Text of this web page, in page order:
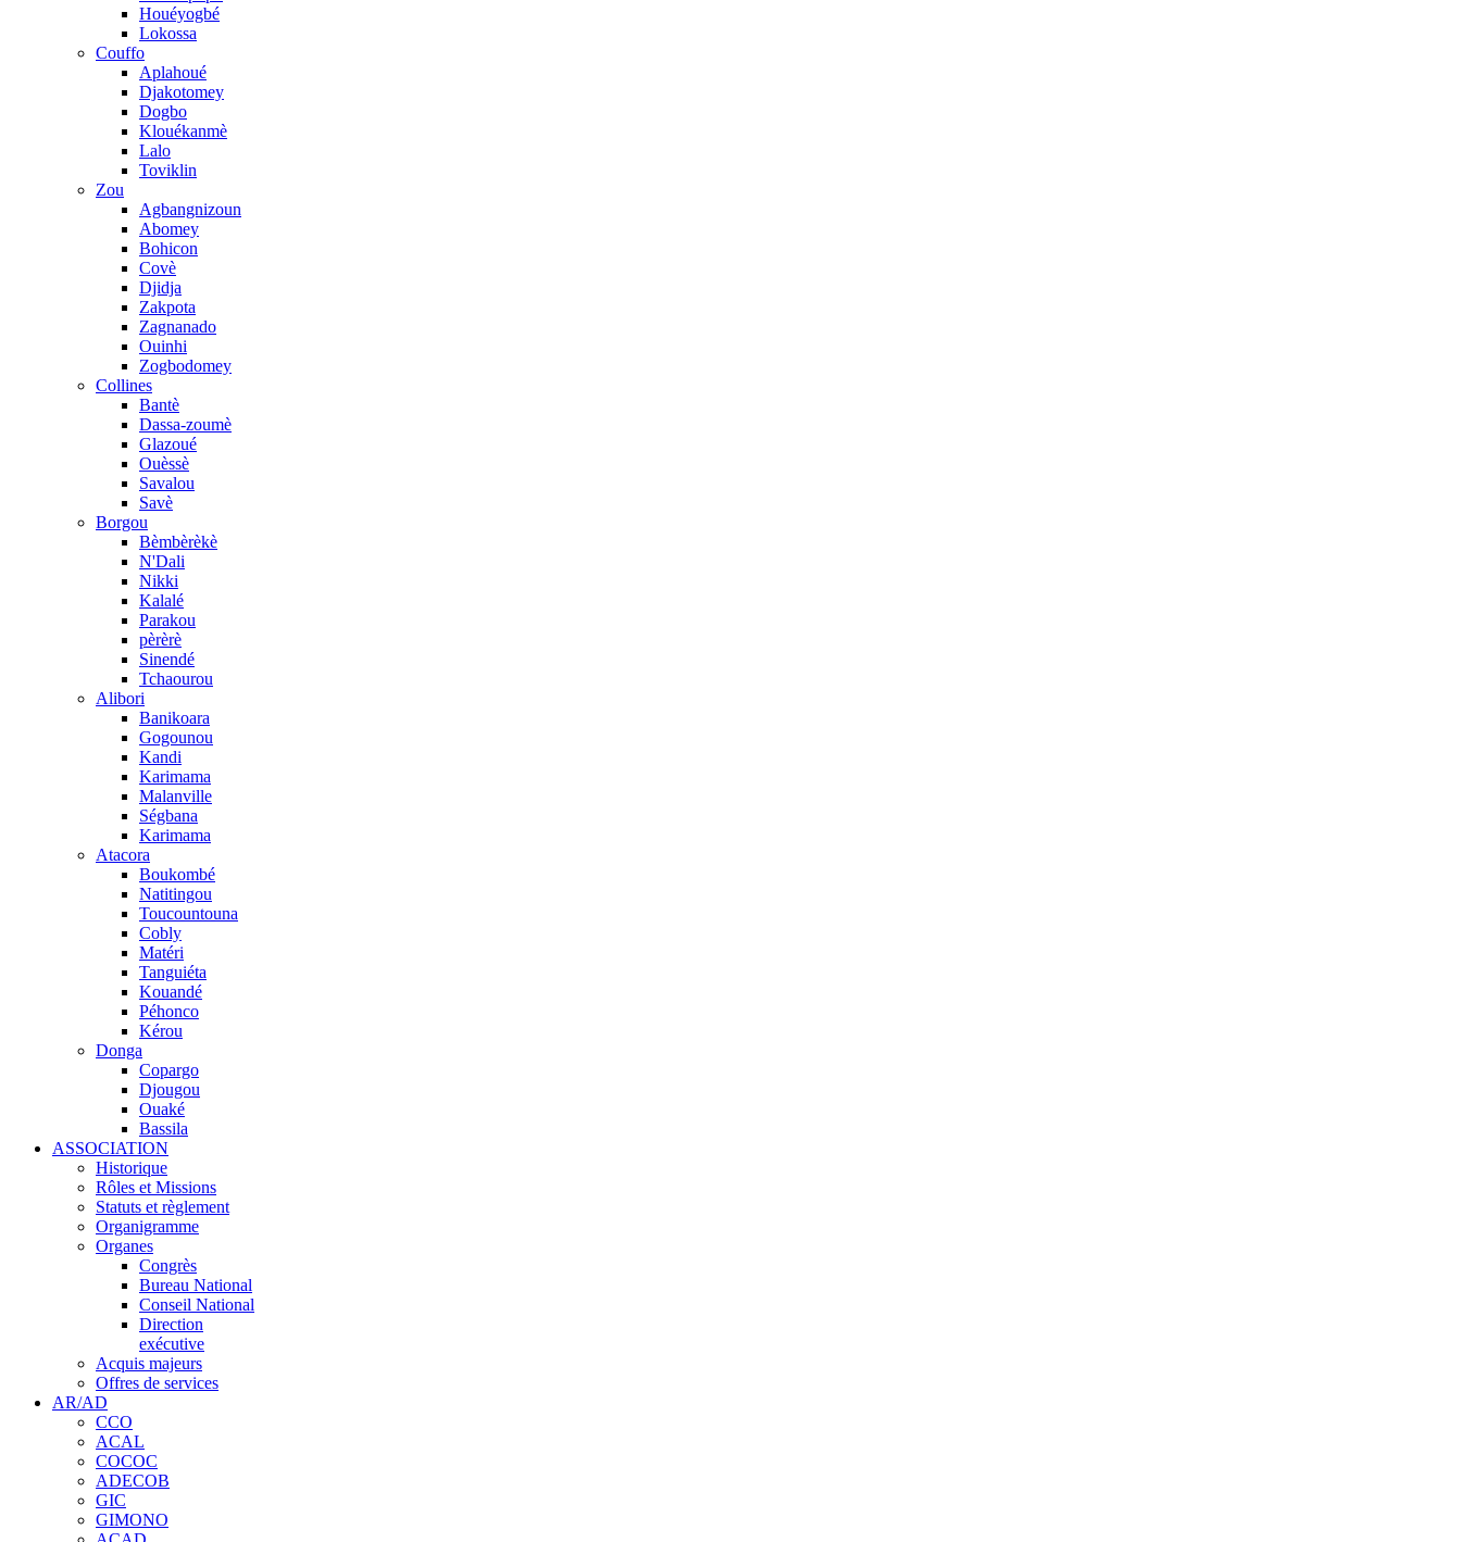
Houéyogbé
Lokossa
Couffo
Aplahoué
Djakotomey
Dogbo
Klouékanmè
Lalo
Toviklin
Zou
Agbangnizoun
Abomey
Bohicon
Covè
Djidja
Zakpota
Zagnanado
Ouinhi
Zogbodomey
Collines
Bantè
Dassa-zoumè
Glazoué
Ouèssè
Savalou
Savè
Borgou
Bèmbèrèkè
N'Dali
Nikki
Kalalé
Parakou
pèrèrè
Sinendé
Tchaourou
Alibori
Banikoara
Gogounou
Kandi
Karimama
Malanville
Ségbana
Karimama
Atacora
Boukombé
Natitingou
Toucountouna
Cobly
Matéri
Tanguiéta
Kouandé
Péhonco
Kérou
Donga
Copargo
Djougou
Ouaké
Bassila
ASSOCIATION
Historique
Rôles et Missions
Statuts et règlement
Organigramme
Organes
Congrès
Bureau National
Conseil National
Direction
exécutive
Acquis majeurs
Offres de services
AR/AD
CCO
ACAL
COCOC
ADECOB
GIC
GIMONO